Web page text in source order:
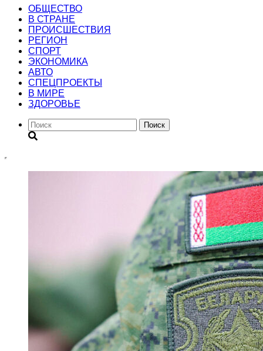
ОБЩЕСТВО
В СТРАНЕ
ПРОИСШЕСТВИЯ
РЕГИОН
CПОРТ
ЭКОНОМИКА
АВТО
СПЕЦПРОЕКТЫ
В МИРЕ
ЗДОРОВЬЕ
Поиск